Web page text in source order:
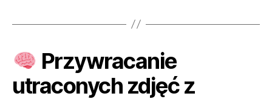
Przywracanie
utraconych zdjęć z